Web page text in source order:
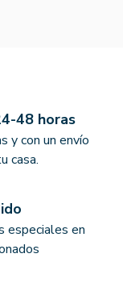
48 horas
y con un envío
casa.
especiales en